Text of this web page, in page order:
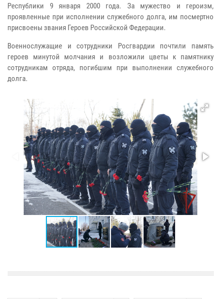
Республики 9 января 2000 года. За мужество и героизм,
проявленные при исполнении служебного долга, им посмертно
присвоены звания Героев Российской Федерации.
Военнослужащие и сотрудники Росгвардии почтили память
героев минутой молчания и возложили цветы к памятнику
сотрудникам отряда, погибшим при выполнении служебного
долга.